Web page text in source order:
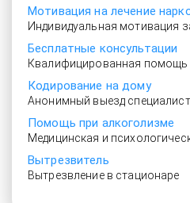
Мотивация на лечение
Индивидуальная мотивация
Бесплатные консультации
Квалифицированная помощь
Кодирование на дому
Анонимный выезд
Помощь при алкоголизме
Медицинская и
Вытрезвитель
Вытрезвление в стационаре